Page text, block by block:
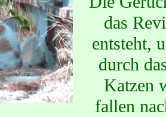
das
entsteht,
durch
Katzen
fallen